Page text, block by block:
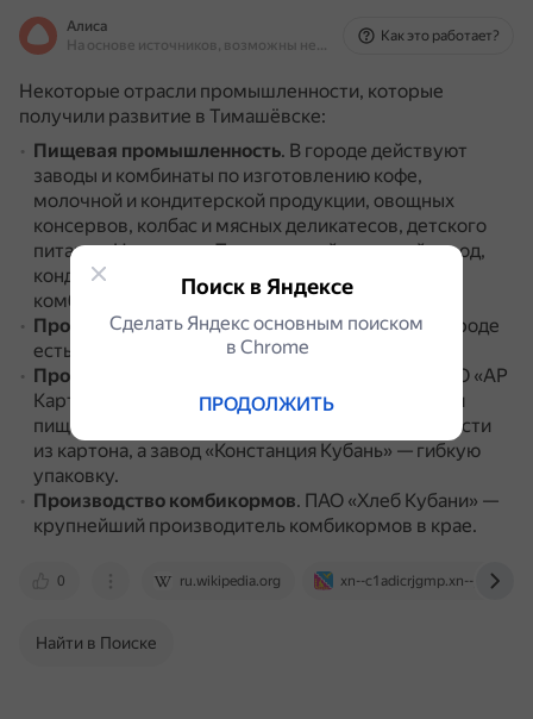
Алиса
На основе источников, возможны неточности
Как это работает?
Некоторые отрасли промышленности, которые
получили развитие в Тимашёвске:
Пищевая промышленность. В городе действуют
заводы и комбинаты по изготовлению кофе,
молочной и кондитерской продукции, овощных
консервов, колбас и мясных деликатесов, детского
питания.Например, Тимашевский сахарный завод,
кондитерский комбинат «Кубань», молочный
комбинат, фабрика «Нестле Кубань».
Производство строительных материалов.В городе
есть асфальтобетонный и кирпичный заводы.
Производство тары и упаковки
Например, ЗАО «АР
Картон» выпускает упаковочную продукцию для
пищевой, табачной и химической промышленности
из картона, а завод «Констанция Кубань» — гибкую
упаковку.
Производство комбикормов. ПАО «Хлеб Кубани» —
крупнейший производитель комбикормов в крае.
0 ru.wikipedia.org xn--c1adicrjgmp.xn--p1ai
Найти в Поиске
Поиск в Яндексе
Сделать Яндекс основным поиском
в Сhrome
ПРОДОЛЖИТЬ